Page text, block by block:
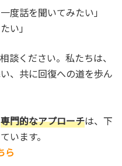
度話を聞いてみたい」
い」
談ください。私たちは、
、共に回復への道を歩ん
専門的なアプローチは、下
います。
ら